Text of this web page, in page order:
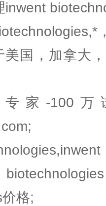
inwent
美国，加拿大
家-100万
格;